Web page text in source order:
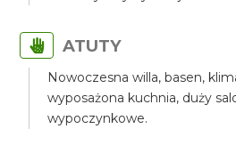
ATUTY
Nowoczesna willa, basen,
wyposażona kuchnia, duży
wypoczynkowe.